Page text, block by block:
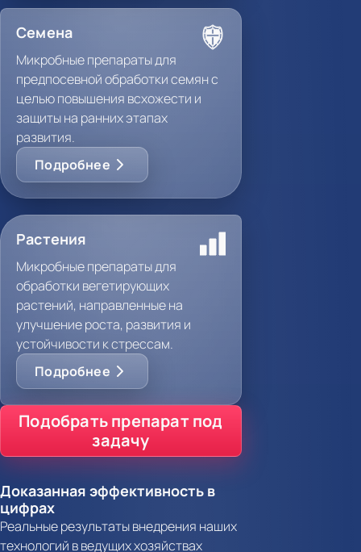
Семена
Микробные препараты для
предпосевной обработки семян с
целью повышения всхожести и
защиты на ранних этапах
развития.
Подробнее
Растения
Микробные препараты для
обработки вегетирующих
растений, направленные на
улучшение роста, развития и
устойчивости к стрессам.
Подробнее
Подобрать препарат под
задачу
Доказанная эффективность в
цифрах
Реальные результаты внедрения наших
технологий в ведущих хозяйствах